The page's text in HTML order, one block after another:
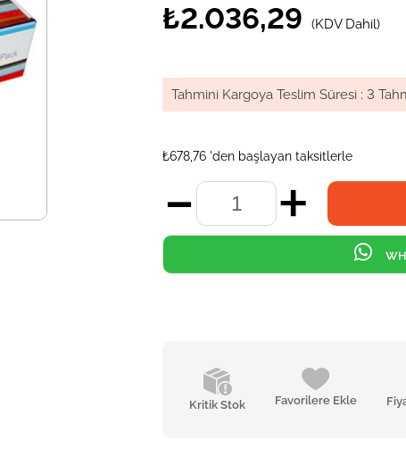
₺2.036,29 (KDV Dahil)
Tahmini Kargoya Teslim Süresi : 3
₺678,76 'den başlayan taksitlerle
Kritik Stok Favorilere Ekle